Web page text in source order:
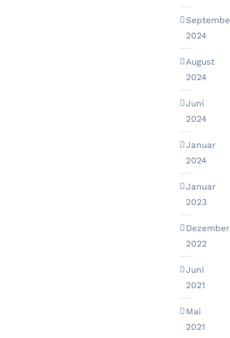
2024
August
2024
Juni
2024
Januar
2024
Januar
2023
Dezember
2022
Juni
2021
Mai
2021